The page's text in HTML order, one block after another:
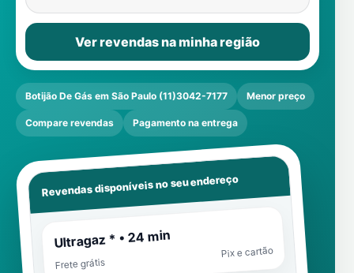
Ver revendas na minha região
Botijão De Gás em São Paulo (11)3042-7177 Menor preço
Compare revendas Pagamento na entrega
Revendas disponíveis no seu endereço
Ultragaz * • 24 min
Frete grátis
Pix e cartão